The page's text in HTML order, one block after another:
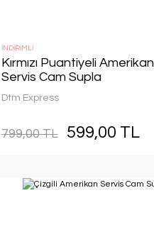
İNDİRİMLİ
Kırmızı Puantiyeli Amerikan
Servis Cam Supla
Dtm Express
799,00 TL 599,00 TL